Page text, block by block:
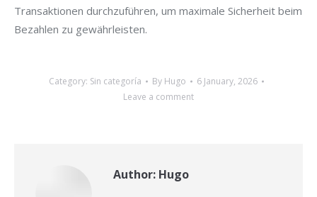
Transaktionen durchzuführen, um maximale Sicherheit beim
Bezahlen zu gewährleisten.
Category: Sin categoría By Hugo
6 January, 2026
Leave a comment
Author: Hugo